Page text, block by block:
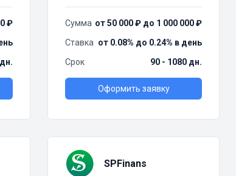
₽
Сумма от 50 000 ₽ до 1 000 000 ₽
Ставка от 0.08% до 0.24% в день
Срок
90 - 1080 дн.
Оформить заявку
SPFinans